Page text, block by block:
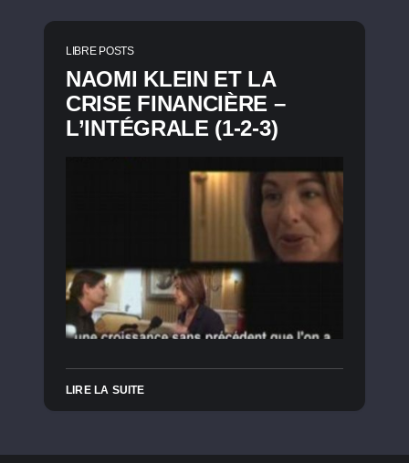
LIBRE POSTS
NAOMI KLEIN ET LA
CRISE FINANCIÈRE –
L’INTÉGRALE (1-2-3)
LIRE LA SUITE